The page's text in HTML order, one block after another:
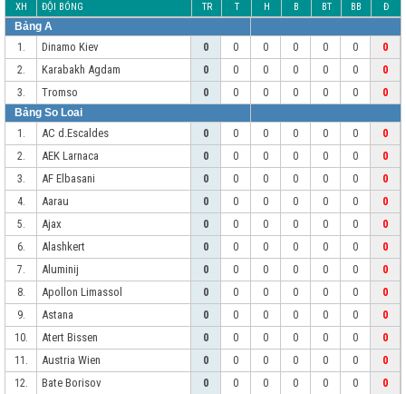
XH ĐỘI BÓNG TR T H B BT BB Đ
Bảng A
1.
Dinamo Kiev 0 0 0 0 0 0
0
2.
Karabakh Agdam 0 0 0 0 0 0
0
3.
Tromso 0 0 0 0 0 0
0
Bảng So Loai
1.
AC d.Escaldes 0 0 0 0 0 0
0
2.
AEK Larnaca 0 0 0 0 0 0
0
3.
AF Elbasani 0 0 0 0 0 0
0
4.
Aarau 0 0 0 0 0 0
0
5.
Ajax 0 0 0 0 0 0
0
6.
Alashkert 0 0 0 0 0 0
0
7.
Aluminij 0 0 0 0 0 0
0
8.
Apollon Limassol 0 0 0 0 0 0
0
9.
Astana 0 0 0 0 0 0
0
10.
Atert Bissen 0 0 0 0 0 0
0
11.
Austria Wien 0 0 0 0 0 0
0
12.
Bate Borisov 0 0 0 0 0 0
0